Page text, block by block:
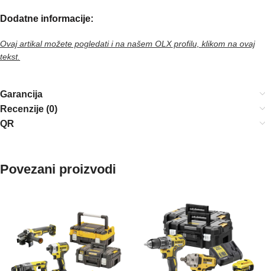
Dodatne informacije:
Ovaj artikal možete pogledati i na našem OLX profilu, klikom na ovaj
tekst.
Garancija
Recenzije (0)
QR
Povezani proizvodi